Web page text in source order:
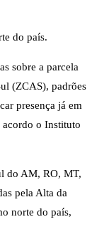
do país.
sobre a parcela
(ZCAS), padrões
presença já em
acordo o Instituto
do AM, RO, MT,
pela Alta da
norte do país,